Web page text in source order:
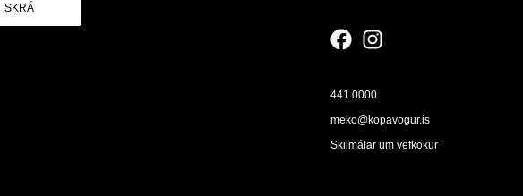
SKRÁ
441 0000
meko@kopavogur.is
Skilmálar um vefkökur